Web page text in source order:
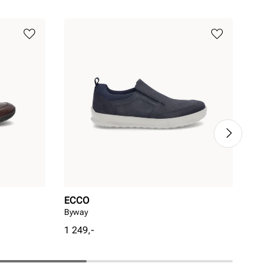
ECCO
Byway
Pris
1 249,-